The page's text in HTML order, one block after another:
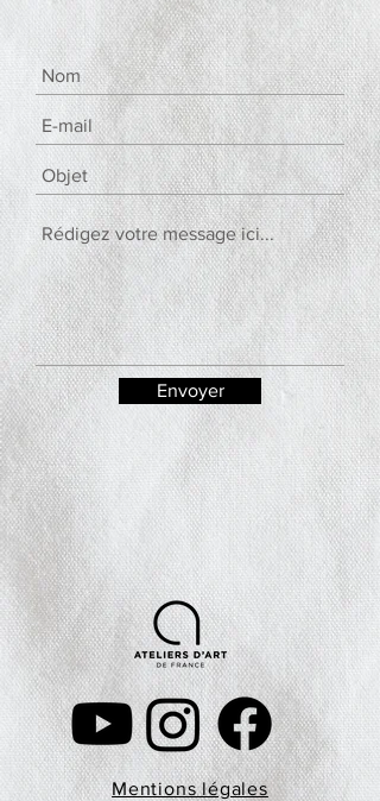
Envoyer
Mentions légales